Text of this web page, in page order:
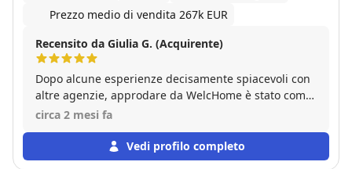
Prezzo medio di vendita 267k EUR
Recensito da Giulia G. (Acquirente)
Dopo alcune esperienze decisamente spiacevoli con
altre agenzie, approdare da WelcHome è stato come
trovare un'oasi nel deserto. Tutto il team si è
ringraziamento speciale va a Elena Puzone, che è
stata semplicemente fantastica. Abbiamo acquistato
circa 2 mesi fa
Vedi profilo completo